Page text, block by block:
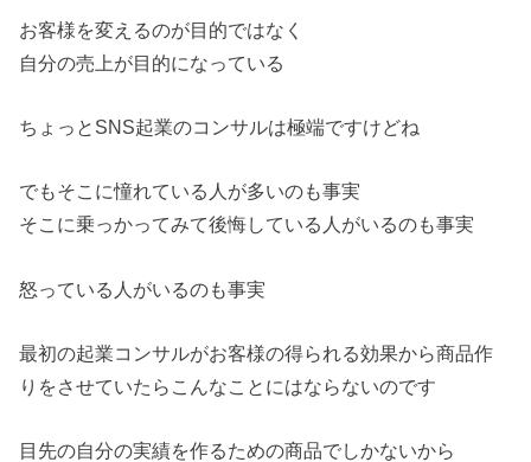
お客様を変えるのが目的ではなく
自分の売上が目的になっている
ちょっとSNS起業のコンサルは極端ですけどね
でもそこに憧れている人が多いのも事実
そこに乗っかってみて後悔している人がいるのも事実
怒っている人がいるのも事実
最初の起業コンサルがお客様の得られる効果から商品作
りをさせていたらこんなことにはならないのです
目先の自分の実績を作るための商品でしかないから